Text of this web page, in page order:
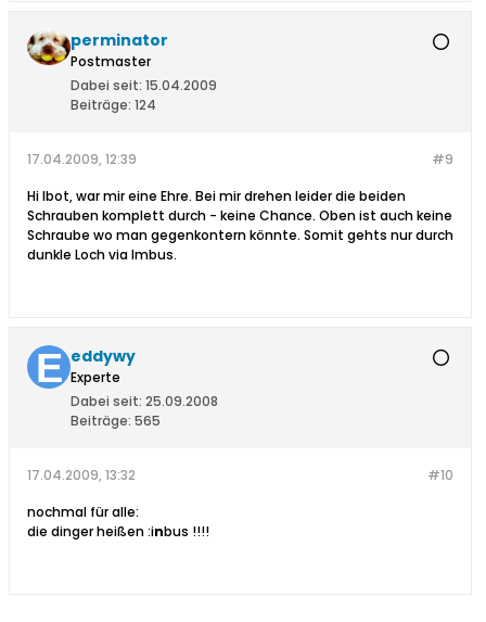
perminator
Postmaster
Dabei seit: 15.04.2009
Beiträge: 124
#9
17.04.2009, 12:39
Hi Ibot, war mir eine Ehre. Bei mir drehen leider die beiden
Schrauben komplett durch - keine Chance. Oben ist auch keine
Schraube wo man gegenkontern könnte. Somit gehts nur durch
dunkle Loch via Imbus.
eddywy
Experte
Dabei seit: 25.09.2008
Beiträge: 565
#10
17.04.2009, 13:32
nochmal für alle:
die dinger heißen :inbus !!!!